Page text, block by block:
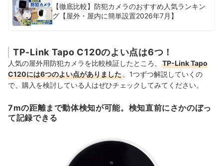
【徹底比較】防犯カメラのおすすめ人気ランキン
グ【屋外・屋内に簡単設置2026年7月】
TP-Link Tapo C120のよい点は6つ！
人気の屋外用防犯カメラを比較検証したところ、
TP-Link Tapo
C120には6つのよい点がありました 。1つずつ解説していくの
で、購入を検討している人はぜひチェックしてみてください。
7mの距離まで動体検知が可能。検知直前にさかのぼっ
て記録できる